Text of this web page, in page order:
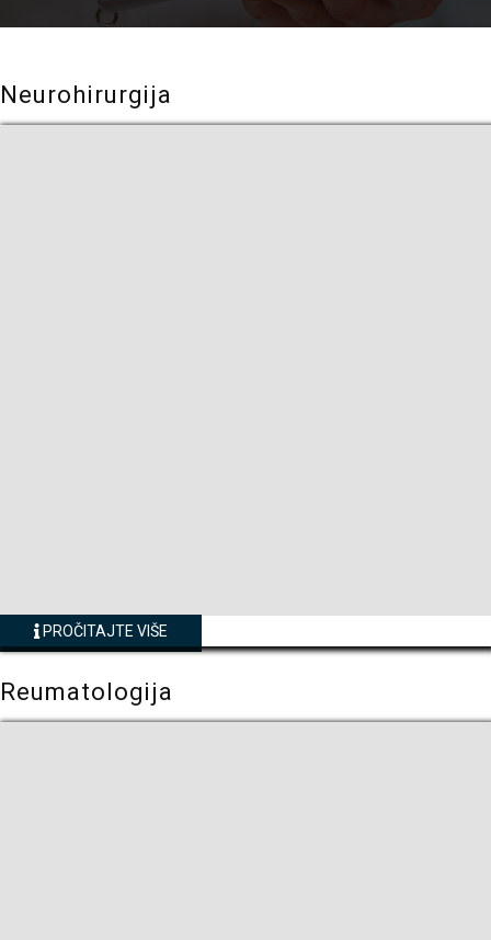
Neurohirurgija
PROČITAJTE VIŠE
Reumatologija